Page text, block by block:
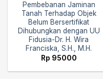
Pembebanan Jaminan
Tanah Terhadap Objek
Belum Bersertifikat
Dihubungkan dengan UU
Fidusia-Dr. H. Wira
Franciska, S.H., M.H.
Rp 95000